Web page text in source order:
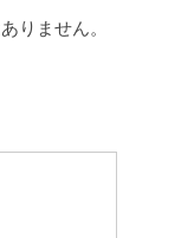
りません。